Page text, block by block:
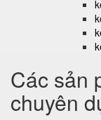
Các sản
chuyên